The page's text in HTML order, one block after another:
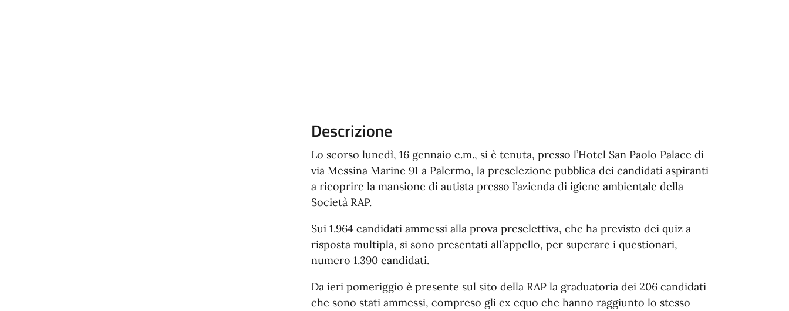
Descrizione
Lo scorso lunedì, 16 gennaio c.m., si è tenuta, presso l’Hotel San Paolo Palace di
via Messina Marine 91 a Palermo, la preselezione pubblica dei candidati aspiranti
a ricoprire la mansione di autista presso l’azienda di igiene ambientale della
Società RAP.
Sui 1.964 candidati ammessi alla prova preselettiva, che ha previsto dei quiz a
risposta multipla, si sono presentati all’appello, per superare i questionari,
numero 1.390 candidati.
Da ieri pomeriggio è presente sul sito della RAP la graduatoria dei 206 candidati
che sono stati ammessi, compreso gli ex equo che hanno raggiunto lo stesso